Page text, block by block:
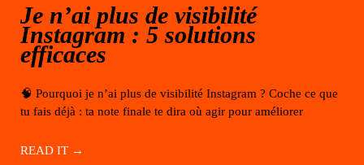
Je n’ai plus de visibilité
Instagram : 5 solutions
efficaces
🧠 Pourquoi je n’ai plus de visibilité Instagram ? Coche ce que
tu fais déjà : ta note finale te dira où agir pour améliorer
READ IT →